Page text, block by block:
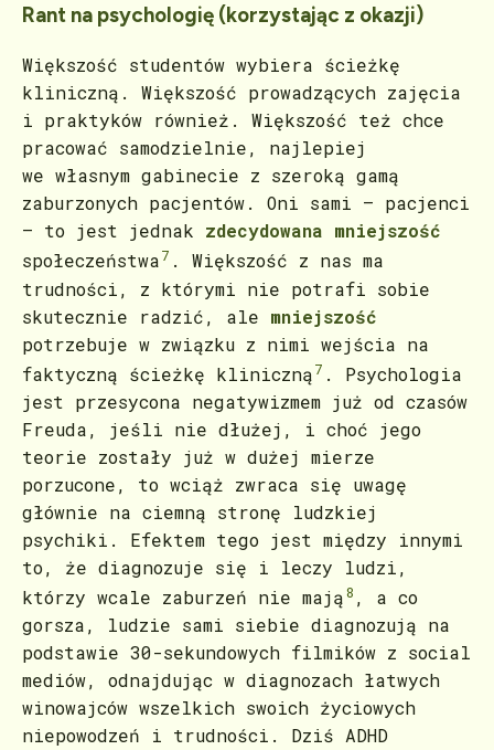
Rant na psychologię (korzystając z okazji)
Większość studentów wybiera ścieżkę
kliniczną. Większość prowadzących zajęcia
i praktyków również. Większość też chce
pracować samodzielnie, najlepiej
we własnym gabinecie z szeroką gamą
zaburzonych pacjentów. Oni sami – pacjenci
– to jest jednak zdecydowana mniejszość
społeczeństwa7 . Większość z nas ma
trudności, z którymi nie potrafi sobie
skutecznie radzić, ale mniejszość
potrzebuje w związku z nimi wejścia na
faktyczną ścieżkę kliniczną7 . Psychologia
jest przesycona negatywizmem już od czasów
Freuda, jeśli nie dłużej, i choć jego
teorie zostały już w dużej mierze
porzucone, to wciąż zwraca się uwagę
głównie na ciemną stronę ludzkiej
psychiki. Efektem tego jest między innymi
to, że diagnozuje się i leczy ludzi,
którzy wcale zaburzeń nie mają8 , a co
gorsza, ludzie sami siebie diagnozują na
podstawie 30-sekundowych filmików z social
mediów, odnajdując w diagnozach łatwych
winowajców wszelkich swoich życiowych
niepowodzeń i trudności. Dziś ADHD